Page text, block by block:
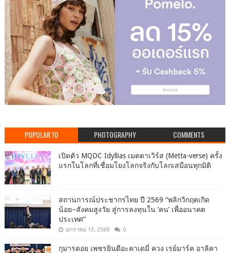
POPULAR 10 PHOTOGRAPHY COMMENTS
เปิดตัว MQDC Idyllias เมตตาเวิร์ส (Metta-verse) ครั้ง
แรกในโลกที่เชื่อมโยงโลกจริงกับโลกเสมือนทุกมิติ
สถานการณ์ประชากรไทย ปี 2569 “พลิกวิกฤตเกิด
น้อย–สังคมสูงวัย สู่การลงทุนใน ‘คน’ เพื่ออนาคต
ประเทศ”
มกราคม 13, 2569 0
กุมารดอย เพชรยินดีอะคาเดมี่ ควง เรย์มาร์ค อาลิคา